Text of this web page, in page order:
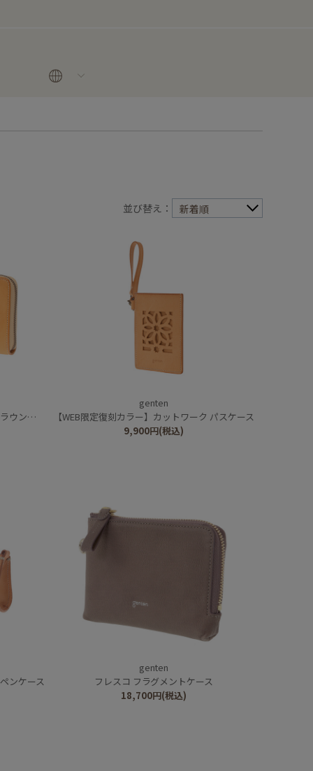
並び替え： 新着順
長財布
genten
【WEB限定復刻カラー】カットワーク パスケース
9,900円(税込)
ンケース
genten
フレスコ フラグメントケース
18,700円(税込)